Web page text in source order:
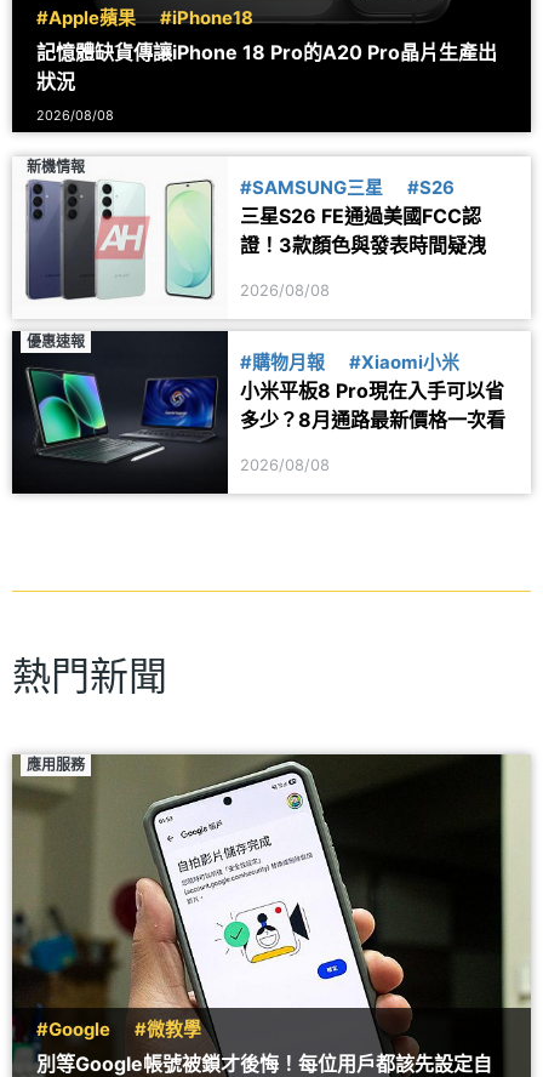
#Apple蘋果 #iPhone18
記憶體缺貨傳讓iPhone 18 Pro的A20 Pro晶片生產出
狀況
2026/08/08
新機情報
#SAMSUNG三星 #S26
三星S26 FE通過美國FCC認
證！3款顏色與發表時間疑洩
2026/08/08
優惠速報
#購物月報 #Xiaomi小米
小米平板8 Pro現在入手可以省
多少？8月通路最新價格一次看
2026/08/08
熱門新聞
應用服務
#Google #微教學
別等Google帳號被鎖才後悔！每位用戶都該先設定自